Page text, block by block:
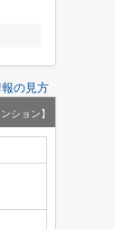
の見方
ンション】